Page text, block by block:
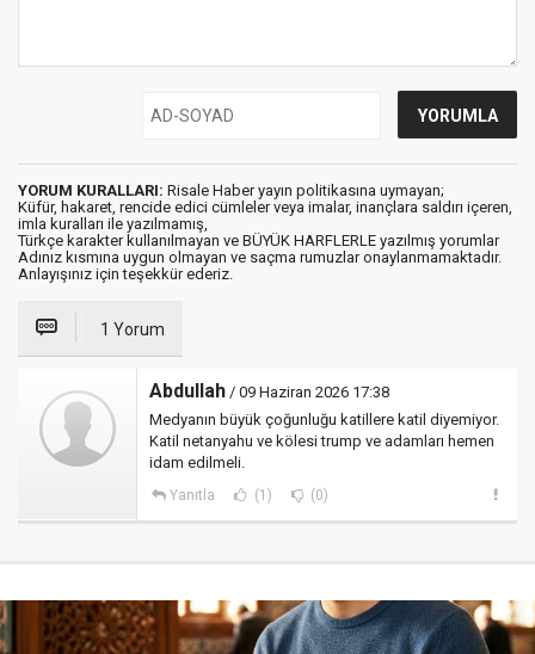
YORUM KURALLARI: Risale Haber yayın politikasına uymayan;
Küfür, hakaret, rencide edici cümleler veya imalar, inançlara saldırı içeren,
imla kuralları ile yazılmamış,
Türkçe karakter kullanılmayan ve BÜYÜK HARFLERLE yazılmış yorumlar
Adınız kısmına uygun olmayan ve saçma rumuzlar onaylanmamaktadır.
Anlayışınız için teşekkür ederiz.
1 Yorum
Abdullah / 09 Haziran 2026 17:38
Medyanın büyük çoğunluğu katillere katil diyemiyor.
Katil netanyahu ve kölesi trump ve adamları hemen
idam edilmeli.
Yanıtla (1) (0)